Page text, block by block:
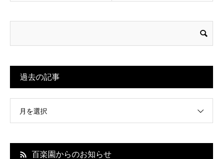
過去の記事
月を選択
百楽園からのお知らせ